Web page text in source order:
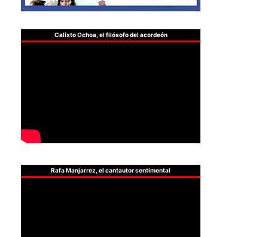
Calixto Ochoa, el filósofo del acordeón
Rafa Manjarrez, el cantautor sentimental